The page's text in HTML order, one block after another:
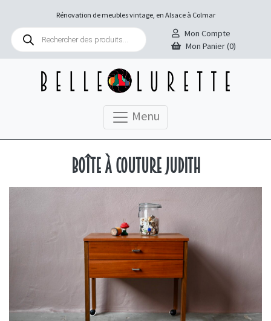
Rénovation de meubles vintage, en Alsace à Colmar
Recherche
produits
Mon Compte
Mon Panier (0)
Menu
Boîte à couture Judith